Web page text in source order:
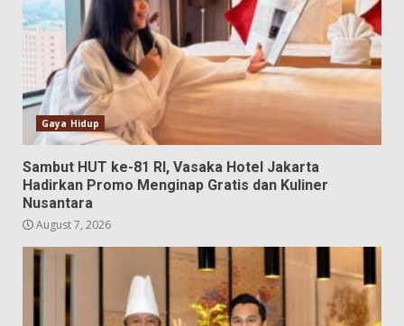
Gaya Hidup
Sambut HUT ke-81 RI, Vasaka Hotel Jakarta
Hadirkan Promo Menginap Gratis dan Kuliner
Nusantara
August 7, 2026